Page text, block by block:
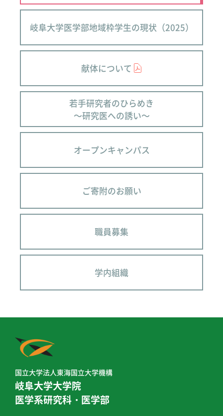
岐阜大学医学部地域枠学生の現状（2025）
献体について
若手研究者のひらめき
～研究医への誘い～
オープンキャンパス
ご寄附のお願い
職員募集
学内組織
国立大学法人東海国立大学機構
岐阜大学大学院
医学系研究科・医学部